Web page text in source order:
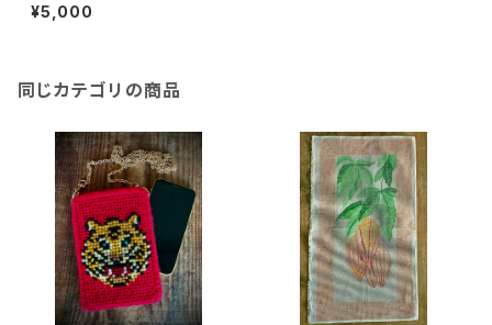
as Festas ハッピーホリデー
¥5,000
同じカテゴリの商品